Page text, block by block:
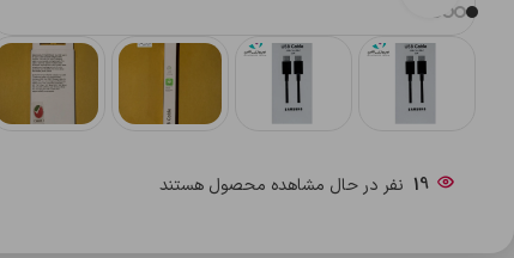
19 نفر در حال مشاهده محصول هستند